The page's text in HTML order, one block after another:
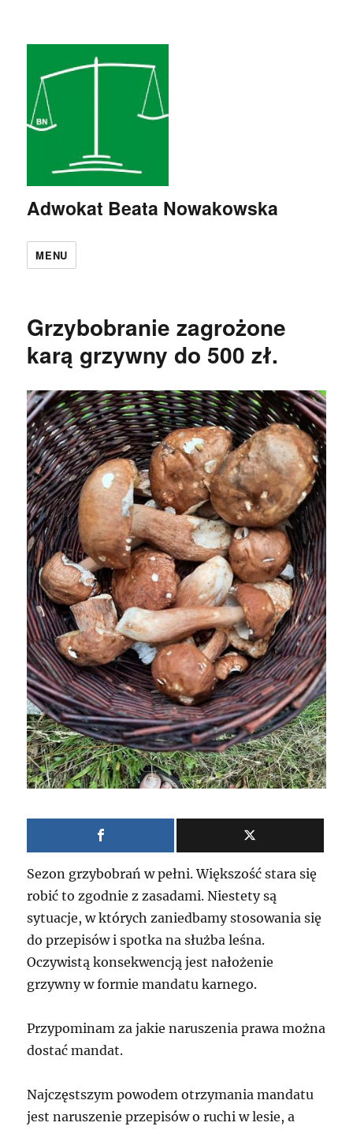
Adwokat Beata Nowakowska
MENU
Grzybobranie zagrożone
karą grzywny do 500 zł.
Sezon grzybobrań w pełni. Większość stara się
robić to zgodnie z zasadami. Niestety są
sytuacje, w których zaniedbamy stosowania się
do przepisów i spotka na służba leśna.
Oczywistą konsekwencją jest nałożenie
grzywny w formie mandatu karnego.
Przypominam za jakie naruszenia prawa można
dostać mandat.
Najczęstszym powodem otrzymania mandatu
jest naruszenie przepisów o ruchi w lesie, a